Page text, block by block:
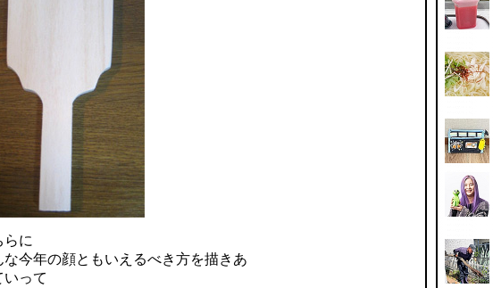
らに
な今年の顔ともいえるべき方を描きあ
いって